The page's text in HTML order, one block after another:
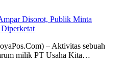
Disorot, Publik Minta
– Aktivitas sebuah
milik PT Usaha Kita…